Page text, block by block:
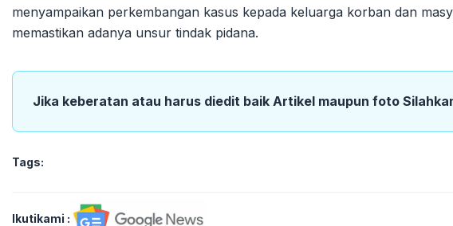
menyampaikan perkembangan kasus kepada keluarga korban dan
memastikan adanya unsur tindak pidana.
Jika keberatan atau harus diedit baik Artikel maupun foto
Tags:
Ikutikami :